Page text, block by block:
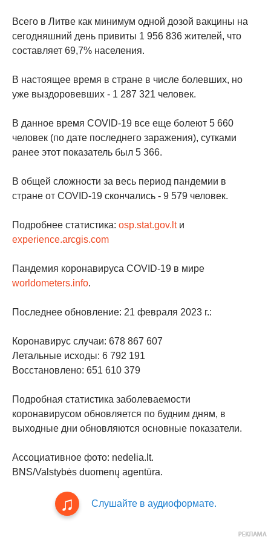
Всего в Литве как минимум одной дозой вакцины на
сегодняшний день привиты 1 956 836 жителей, что
составляет 69,7% населения.
В настоящее время в стране в числе болевших, но
уже выздоровевших - 1 287 321 человек.
В данное время COVID-19 все еще болеют 5 660
человек (по дате последнего заражения), сутками
ранее этот показатель был 5 366.
В общей сложности за весь период пандемии в
стране от COVID-19 скончались - 9 579 человек.
Подробнее статистика: osp.stat.gov.ltи
experience.arcgis.com
Пандемия коронавируса COVID-19 в мире
worldometers.info.
Последнее обновление: 21 февраля 2023 г.:
Коронавирус случаи: 678 867 607
Летальные исходы: 6 792 191
Восстановлено: 651 610 379
Подробная статистика заболеваемости
коронавирусом обновляется по будним дням, в
выходные дни обновляются основные показатели.
Ассоциативное фото: nedelia.lt.
BNS/Valstybės duomenų agentūra.
Слушайте в аудиоформате.